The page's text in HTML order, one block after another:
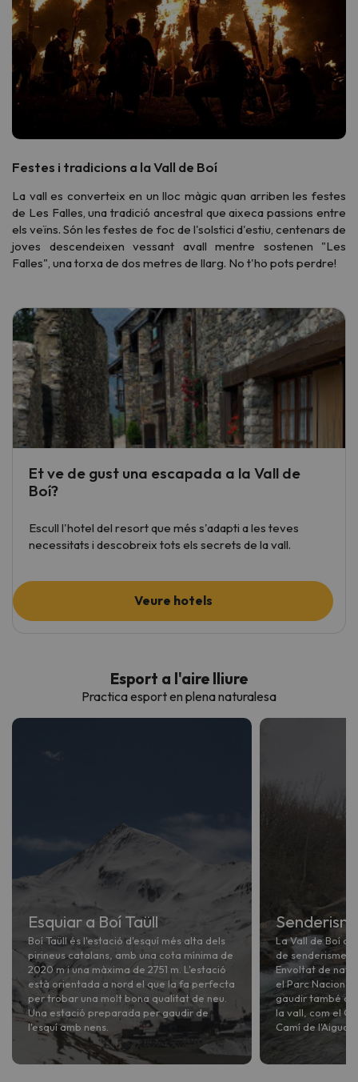
Festes i tradicions a la Vall de Boí
La vall es converteix en un lloc màgic quan arriben les festes
de Les Falles, una tradició ancestral que aixeca passions entre
els veïns. Són les festes de foc de l'solstici d'estiu, centenars de
joves descendeixen vessant avall mentre sostenen "Les
Falles", una torxa de dos metres de llarg. No t'ho pots perdre!
Et ve de gust una escapada a la Vall de
Boí?
Escull l'hotel del resort que més s'adapti a les teves
necessitats i descobreix tots els secrets de la vall.
Veure hotels
Esport a l'aire lliure
Practica esport en plena naturalesa